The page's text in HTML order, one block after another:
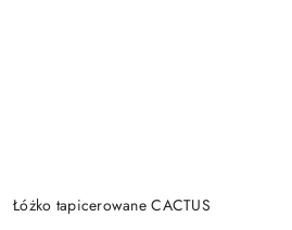
Łóżko tapicerowane CACTUS